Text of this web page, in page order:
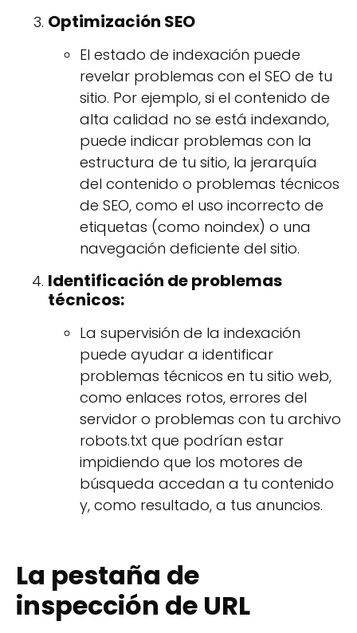
Optimización SEO
El estado de indexación puede
revelar problemas con el SEO de tu
sitio. Por ejemplo, si el contenido de
alta calidad no se está indexando,
puede indicar problemas con la
estructura de tu sitio, la jerarquía
del contenido o problemas técnicos
de SEO, como el uso incorrecto de
etiquetas (como noindex) o una
navegación deficiente del sitio.
Identificación de problemas
técnicos:
La supervisión de la indexación
puede ayudar a identificar
problemas técnicos en tu sitio web,
como enlaces rotos, errores del
servidor o problemas con tu archivo
robots.txt que podrían estar
impidiendo que los motores de
búsqueda accedan a tu contenido
y, como resultado, a tus anuncios.
La pestaña de
inspección de URL